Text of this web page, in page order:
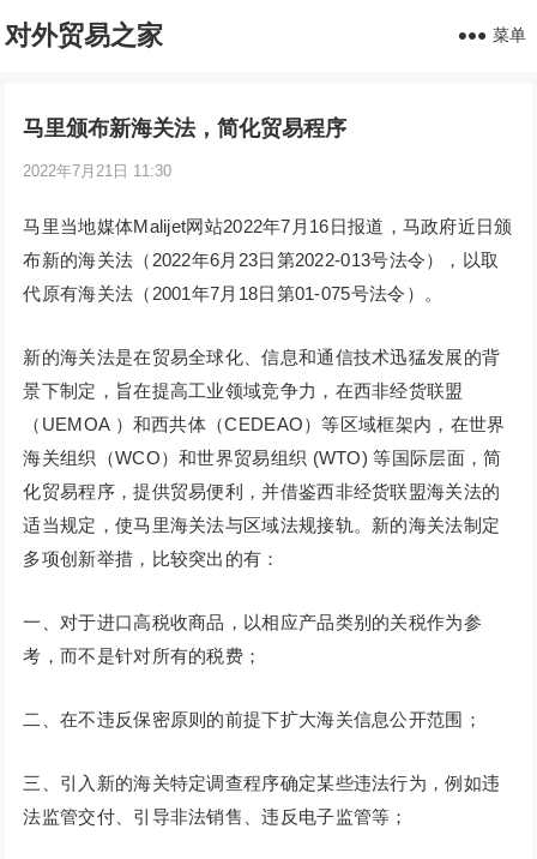
对外贸易之家 菜单
马里颁布新海关法，简化贸易程序
2022年7月21日 11:30
马里当地媒体Malijet网站2022年7月16日报道，马政府近日颁
布新的海关法（2022年6月23日第2022-013号法令），以取
代原有海关法（2001年7月18日第01-075号法令）。
新的海关法是在贸易全球化、信息和通信技术迅猛发展的背
景下制定，旨在提高工业领域竞争力，在西非经货联盟
（UEMOA ）和西共体（CEDEAO）等区域框架内，在世界
海关组织（WCO）和世界贸易组织 (WTO) 等国际层面，简
化贸易程序，提供贸易便利，并借鉴西非经货联盟海关法的
适当规定，使马里海关法与区域法规接轨。新的海关法制定
多项创新举措，比较突出的有：
一、对于进口高税收商品，以相应产品类别的关税作为参
考，而不是针对所有的税费；
二、在不违反保密原则的前提下扩大海关信息公开范围；
三、引入新的海关特定调查程序确定某些违法行为，例如违
法监管交付、引导非法销售、违反电子监管等；